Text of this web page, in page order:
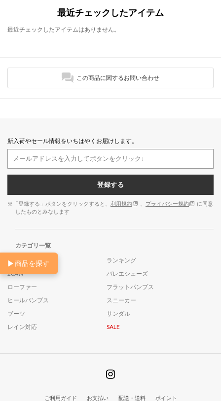
▶商品を探す
最近チェックしたアイテム
最近チェックしたアイテムはありません。
この商品に関するお問い合わせ
新入荷やセール情報をいちはやくお届けします。
登録する
※「登録する」ボタンをクリックすると、 利用規約 プライバシー規約
に同意
したものとみなします
カテゴリ一覧
NEW
ランキング
26AW
バレエシューズ
ローファー
フラットパンプス
ヒールパンプス
スニーカー
ブーツ
サンダル
レイン対応
SALE
ご利用ガイド お支払い 配送・送料 ポイント